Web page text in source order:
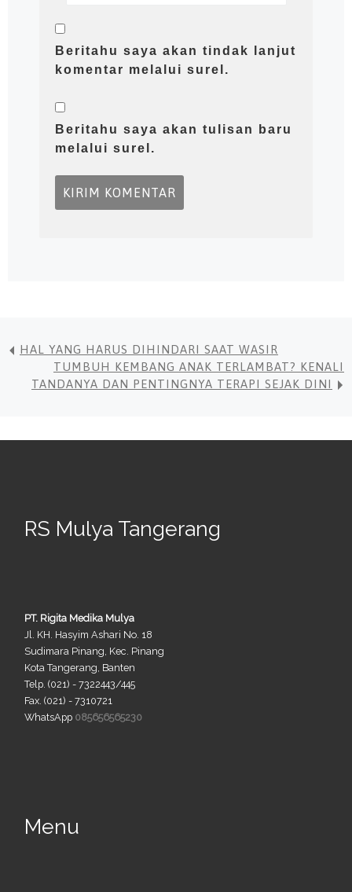
Beritahu saya akan tindak lanjut
komentar melalui surel.
Beritahu saya akan tulisan baru
melalui surel.
HAL YANG HARUS DIHINDARI SAAT WASIR
TUMBUH KEMBANG ANAK TERLAMBAT? KENALI
TANDANYA DAN PENTINGNYA TERAPI SEJAK DINI
RS Mulya Tangerang
PT. Rigita Medika Mulya
Jl. KH. Hasyim Ashari No. 18
Sudimara Pinang, Kec. Pinang
Kota Tangerang, Banten
Telp. (021) - 7322443/445
Fax. (021) - 7310721
WhatsApp 085656565230
Menu